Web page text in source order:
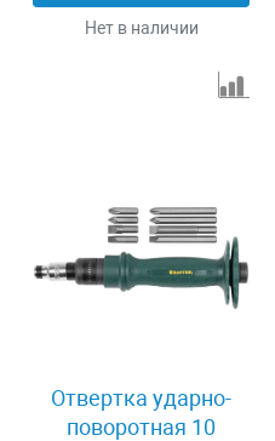
Нет в наличии
Отвертка ударно-
поворотная 10